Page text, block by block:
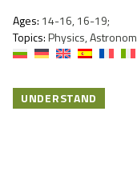
Ages: 14-16, 16-19;
Topics:Physics,
UNDERSTAND